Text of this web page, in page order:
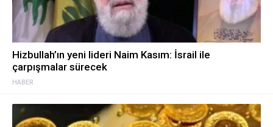
HABER
Hizbullah’ın yeni lideri Naim Kasım: İsrail ile
çarpışmalar sürecek